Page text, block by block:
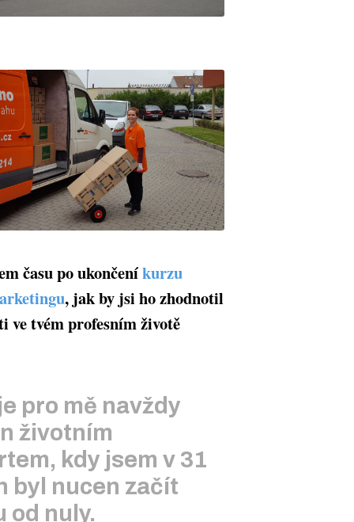
času po ukončeníkurzu
, jak by jsi ho zhodnotil
ve tvém profesním životě
pro mě navždy
životním
kdy jsem v 31
byl nucen začít
od nuly.